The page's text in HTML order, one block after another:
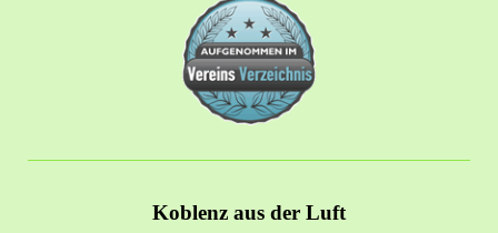
Koblenz aus der Luft